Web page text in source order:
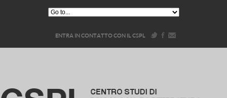
ENTRA IN CONTATTO CON IL CSPL